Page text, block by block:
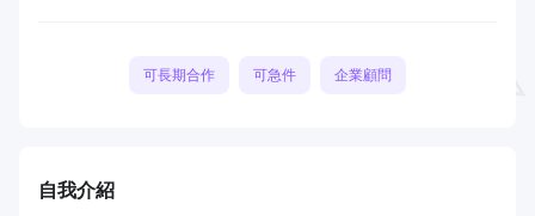
可長期合作 可急件 企業顧問
自我介紹